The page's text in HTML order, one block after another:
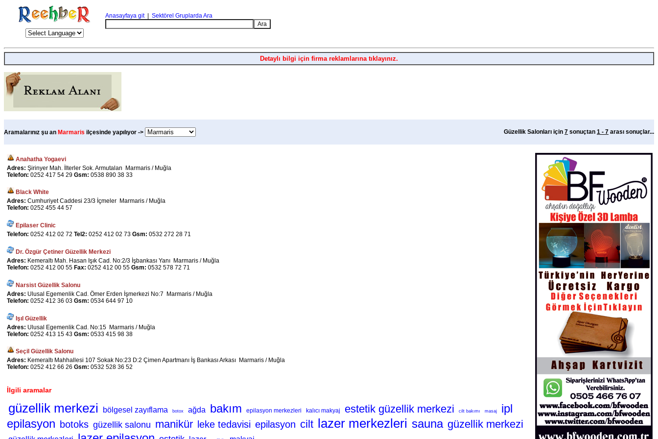
Anasayfaya git| Sektörel Gruplarda Ara
Detaylı bilgi için firma reklamlarına tıklayınız.
Aramalarınız şu an Marmaris ilçesinde yapılıyor -> Güzellik Salonları için 7 sonuçtan 1 - 7 arası sonuçlar...
Anahatha Yogaevi
Adres: Şirinyer Mah. İlterler Sok. Armutalan Marmaris / Muğla
Telefon: 0252 417 54 29 Gsm: 0538 890 38 33
Black White
Adres: Cumhuriyet Caddesi 23/3 İçmeler Marmaris / Muğla
Telefon: 0252 455 44 57
Epilaser Clinic
Telefon: 0252 412 02 72 Tel2: 0252 412 02 73 Gsm: 0532 272 28 71
Dr. Özgür Çetiner Güzellik Merkezi
Adres: Kemeraltı Mah. Hasan Işık Cad. No:2/3 İşbankası Yanı Marmaris / Muğla
Telefon: 0252 412 00 55 Fax: 0252 412 00 55 Gsm: 0532 578 72 71
Narsist Güzellik Salonu
Adres: Ulusal Egemenlik Cad. Ömer Erden İşmerkezi No:7 Marmaris / Muğla
Telefon: 0252 412 36 03 Gsm: 0534 644 97 10
Işıl Güzellik
Adres: Ulusal Egemenlik Cad. No:15 Marmaris / Muğla
Telefon: 0252 413 15 43 Gsm: 0533 415 98 38
Seçil Güzellik Salonu
Adres: Kemeraltı Mahhallesi 107 Sokak No:23 D:2 Çimen Apartmanı İş Bankası Arkası Marmaris / Muğla
Telefon: 0252 412 66 26 Gsm: 0532 528 36 52
İlgili aramalar
güzellik merkezi bölgesel zayıflama botox ağda bakım epilasyon merkezleri kalıcı makyaj estetik güzellik merkezi cilt bakımı masaj
ipl
epilasyon botoks güzellik salonu manikür leke tedavisi epilasyon cilt lazer merkezleri sauna güzellik merkezi